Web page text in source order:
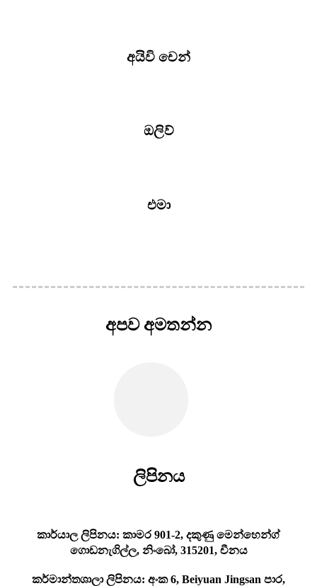
අයිවි චෙන්
ඔලිව්
එමා
අපව අමතන්න
ලිපිනය
කාර්යාල ලිපිනය: කාමර 901-2, දකුණු මෙන්හෙන්ග්
ගොඩනැගිල්ල, නිංබෝ, 315201, චීනය
කර්මාන්තශාලා ලිපිනය: අංක 6, Beiyuan Jingsan පාර,